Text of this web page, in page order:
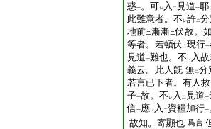
惑一。可レ 入 二 見道一耶
此難意者。不 レ許二
地前ニ漸漸ニ伏故。
等者。若頓伏 二現行一
見道一難也。不 レ 入
義云。此人旣 無二分
若言已下者。有人
子一故。不 レ 入 二 見道一
信一應レ 入 二 資糧加行一
故知。寄顯也 爲言